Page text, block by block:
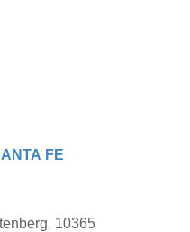
FE
10365